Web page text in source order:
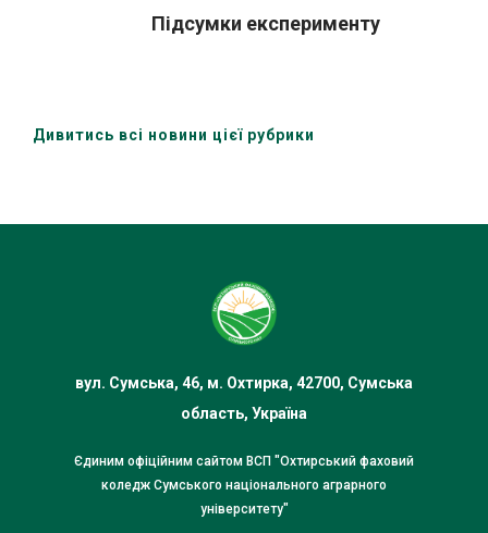
Підсумки експерименту
Дивитись всі новини цієї рубрики
вул. Сумська, 46, м. Охтирка, 42700, Сумська
область, Україна
Єдиним офіційним сайтом ВСП "Охтирський фаховий
коледж Сумського національного аграрного
університету"